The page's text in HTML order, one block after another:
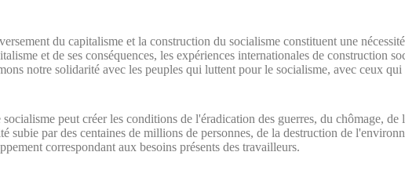
du capitalisme et la construction du socialisme constituent une
et de ses conséquences, les expériences internationales de construction
notre solidarité avec les peuples qui luttent pour le socialisme, avec ceux
socialisme peut créer les conditions de l'éradication des guerres, du chômage,
subie par des centaines de millions de personnes, de la destruction de
correspondant aux besoins présents des travailleurs.